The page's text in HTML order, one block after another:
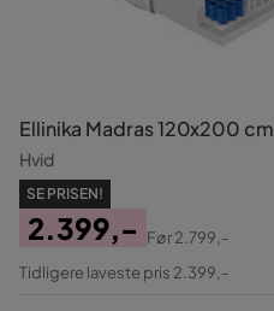
Ellinika Madras 120x200 cm
Hvid
SE PRISEN!
Pris
2.399,-
Original
Før2.799,-
Tidligere laveste pris 2.399,-